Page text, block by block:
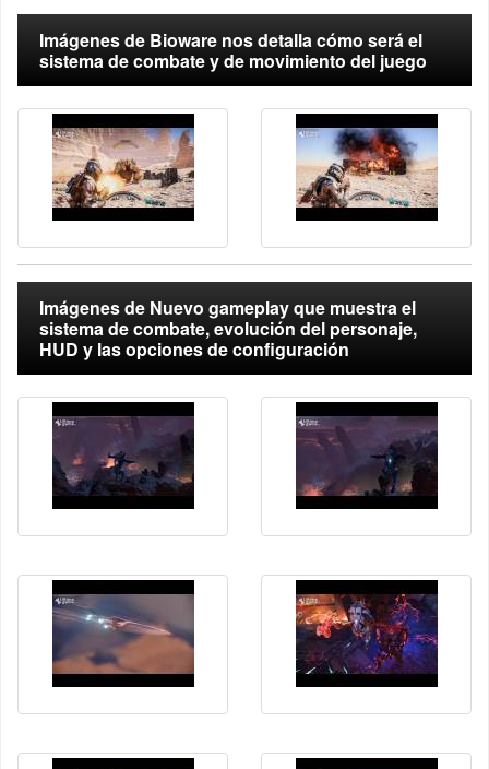
Imágenes de Bioware nos detalla cómo será el
sistema de combate y de movimiento del juego
Imágenes de Nuevo gameplay que muestra el
sistema de combate, evolución del personaje,
HUD y las opciones de configuración